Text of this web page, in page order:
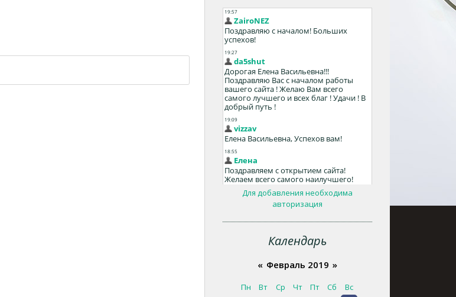
Для добавления необходима
авторизация
Календарь
« Февраль 2019 »
Пн Вт Ср Чт Пт Сб
Вс